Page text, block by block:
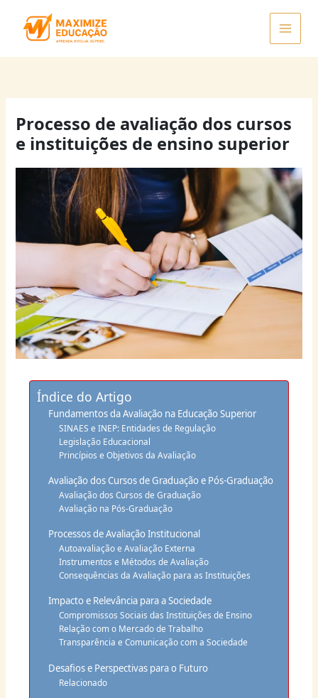
Processo de avaliação dos cursos
e instituições de ensino superior
Índice do Artigo
Fundamentos da Avaliação na Educação Superior
SINAES e INEP: Entidades de Regulação
Legislação Educacional
Princípios e Objetivos da Avaliação
Avaliação dos Cursos de Graduação e Pós-Graduação
Avaliação dos Cursos de Graduação
Avaliação na Pós-Graduação
Processos de Avaliação Institucional
Autoavaliação e Avaliação Externa
Instrumentos e Métodos de Avaliação
Consequências da Avaliação para as Instituições
Impacto e Relevância para a Sociedade
Compromissos Sociais das Instituições de Ensino
Relação com o Mercado de Trabalho
Transparência e Comunicação com a Sociedade
Desafios e Perspectivas para o Futuro
Relacionado